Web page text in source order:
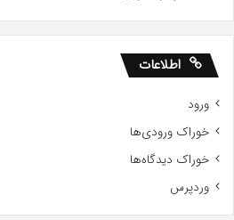
اطلاعات
ورود
خوراک ورودی‌ها
خوراک دیدگاه‌ها
وردپرس